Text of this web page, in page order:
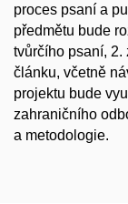
proces psaní a
předmětu bude
tvůrčího psaní, 2.
článku, včetně
projektu bude
zahraničního
a metodologie.